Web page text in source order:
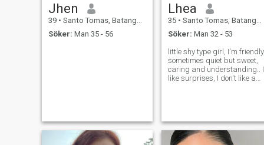
Jhen
39 • Santo Tomas, Batangas, Filippinerna
Söker: Man 35 - 56
Lhea
35 • Santo Tomas, Batangas, Filippinerna
Söker: Man 32 - 53
little shy type girl, I'm friendly,
sometimes quiet but sweet,
caring and understanding.. I
like surprises, I don't like a